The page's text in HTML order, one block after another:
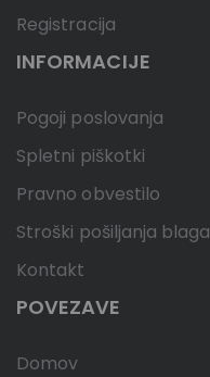
Registracija
INFORMACIJE
Pogoji poslovanja
Spletni piškotki
Pravno obvestilo
Stroški pošiljanja blaga
Kontakt
POVEZAVE
Domov